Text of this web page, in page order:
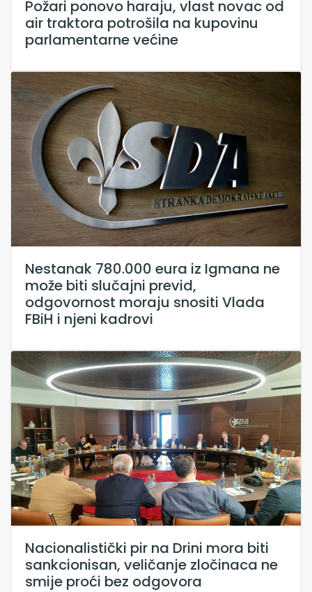
Požari ponovo haraju, vlast novac od
air traktora potrošila na kupovinu
parlamentarne većine
Nestanak 780.000 eura iz Igmana ne
može biti slučajni previd,
odgovornost moraju snositi Vlada
FBiH i njeni kadrovi
Nacionalistički pir na Drini mora biti
sankcionisan, veličanje zločinaca ne
smije proći bez odgovora